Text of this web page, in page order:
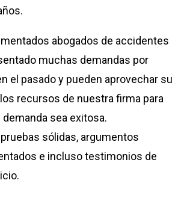
abogados de accidentes
muchas demandas por
el pasado y pueden aprovechar su
recursos de nuestra firma para
sea exitosa.
sólidas, argumentos
e incluso testimonios de